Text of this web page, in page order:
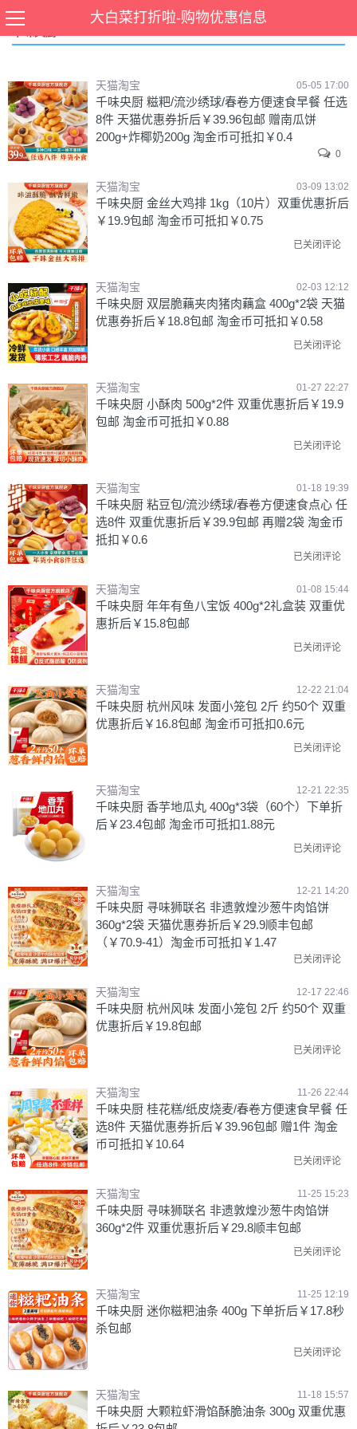
大白菜打折啦-购物优惠信息
天猫淘宝 05-05 17:00
千味央厨 糍粑/流沙绣球/春卷方便速食早餐 任选
8件 天猫优惠券折后￥39.96包邮 赠南瓜饼
200g+炸椰奶200g 淘金币可抵扣￥0.4
0
天猫淘宝 03-09 13:02
千味央厨 金丝大鸡排 1kg（10片）双重优惠折后
￥19.9包邮 淘金币可抵扣￥0.75
已关闭评论
天猫淘宝 02-03 12:12
千味央厨 双层脆藕夹肉猪肉藕盒 400g*2袋 天猫
优惠券折后￥18.8包邮 淘金币可抵扣￥0.58
已关闭评论
天猫淘宝 01-27 22:27
千味央厨 小酥肉 500g*2件 双重优惠折后￥19.9
包邮 淘金币可抵扣￥0.88
已关闭评论
天猫淘宝 01-18 19:39
千味央厨 粘豆包/流沙绣球/春卷方便速食点心 任
选8件 双重优惠折后￥39.9包邮 再赠2袋 淘金币
抵扣￥0.6
已关闭评论
天猫淘宝 01-08 15:44
千味央厨 年年有鱼八宝饭 400g*2礼盒装 双重优
惠折后￥15.8包邮
已关闭评论
天猫淘宝 12-22 21:04
千味央厨 杭州风味 发面小笼包 2斤 约50个 双重
优惠折后￥16.8包邮 淘金币可抵扣0.6元
已关闭评论
天猫淘宝 12-21 22:35
千味央厨 香芋地瓜丸 400g*3袋（60个）下单折
后￥23.4包邮 淘金币可抵扣1.88元
已关闭评论
天猫淘宝 12-21 14:20
千味央厨 寻味狮联名 非遗敦煌沙葱牛肉馅饼
360g*2袋 天猫优惠券折后￥29.9顺丰包邮
（￥70.9-41）淘金币可抵扣￥1.47
已关闭评论
天猫淘宝 12-17 22:46
千味央厨 杭州风味 发面小笼包 2斤 约50个 双重
优惠折后￥19.8包邮
已关闭评论
天猫淘宝 11-26 22:44
千味央厨 桂花糕/纸皮烧麦/春卷方便速食早餐 任
选8件 天猫优惠券折后￥39.96包邮 赠1件 淘金
币可抵扣￥10.64
已关闭评论
天猫淘宝 11-25 15:23
千味央厨 寻味狮联名 非遗敦煌沙葱牛肉馅饼
360g*2件 双重优惠折后￥29.8顺丰包邮
已关闭评论
天猫淘宝 11-25 12:19
千味央厨 迷你糍粑油条 400g 下单折后￥17.8秒
杀包邮
已关闭评论
天猫淘宝 11-18 15:57
千味央厨 大颗粒虾滑馅酥脆油条 300g 双重优惠